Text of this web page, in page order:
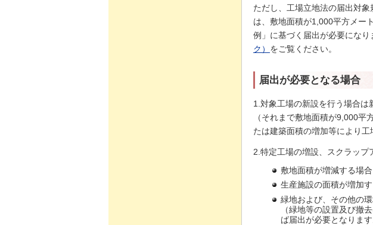
ただし、工場立地法の届出対
は、敷地面積が1,000平方メー
例」に基づく届出が必要にな
ク） をご覧ください。
届出が必要となる場合
1.対象工場の新設を行う場合は
（それまで敷地面積が9,000
たは建築面積の増加等により工
2.特定工場の増設、スクラップ
敷地面積が増減する場合
生産施設の面積が増加
緑地および、その他の
（緑地等の設置及び撤
ば届出が必要となります